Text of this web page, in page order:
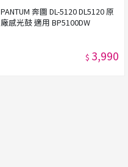
PANTUM 奔圖 DL-5120 DL5120 原
廠感光鼓 適用 BP5100DW
$ 3,990